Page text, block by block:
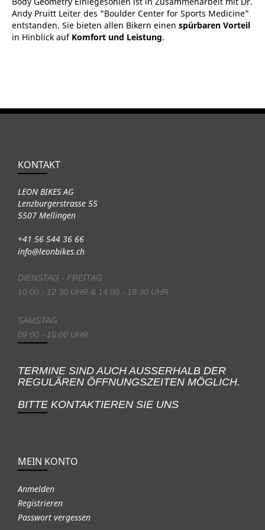
Andy Pruitt Leiter des "Boulder Center for Sports Medicine"
entstanden. Sie bieten allen Bikern einen spürbaren Vorteil
in Hinblick auf Komfort und Leistung.
KONTAKT
LEON BIKES AG
Lenzburgerstrasse 55
5507 Mellingen
+41 56 544 36 66
info@leonbikes.ch
DIENSTAG - FREITAG
10:00 - 12:30 UHR & 14:00 - 18:30 UHR
SAMSTAG
09:00 - 15:00 UHR
TERMINE SIND AUCH AUSSERHALB DER
REGULÄREN ÖFFNUNGSZEITEN MÖGLICH.
BITTE KONTAKTIEREN SIE UNS
MEIN KONTO
Anmelden
Registrieren
Passwort vergessen